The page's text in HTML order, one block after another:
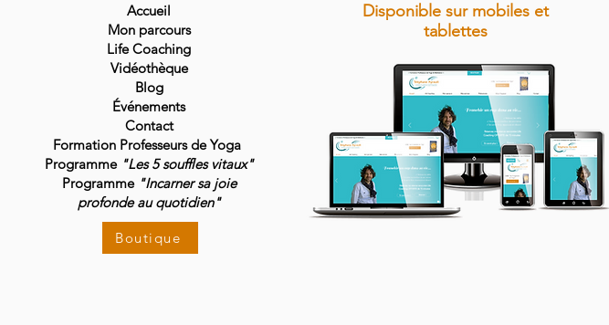
Accueil
Mon parcours
Life Coaching
Vidéothèque
Blog
Événements
Contact
Formation Professeurs de Yoga
Programme "Les 5 souffles vitaux"
Programme "Incarner sa joie
profonde au quotidien"
Boutique
Disponible sur mobiles et
tablettes